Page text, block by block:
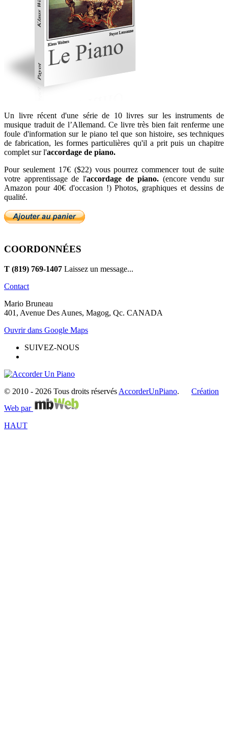
Un livre récent d'une série de 10 livres sur les instruments de
musique traduit de l’Allemand. Ce livre très bien fait renferme une
foule d'information sur le piano tel que son histoire, ses techniques
de fabrication, les formes particulières qu'il a prit puis un chapitre
complet sur l'accordage de piano.
Pour seulement 17€ ($22) vous pourrez commencer tout de suite
votre apprentissage de l'accordage de piano. (encore vendu sur
Amazon pour 40€ d'occasion !) Photos, graphiques et dessins de
qualité.
COORDONNÉES
T (819) 769-1407 Laissez un message...
Contact
Mario Bruneau
401, Avenue Des Aunes, Magog, Qc. CANADA
Ouvrir dans Google Maps
SUIVEZ-NOUS
© 2010 - 2026 Tous droits réservés AccorderUnPiano. Création
Web par
HAUT